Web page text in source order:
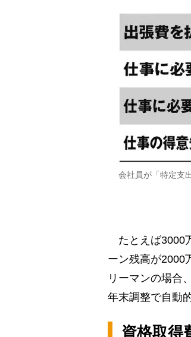
会社員が「特定支
たとえば3000
ーン残高が2000
リーマンの場合
年末調整で自動
資格取得